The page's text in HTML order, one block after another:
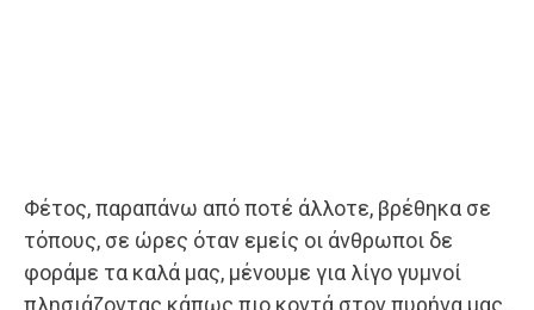
Φέτος, παραπάνω από ποτέ άλλοτε, βρέθηκα σε
τόπους, σε ώρες όταν εμείς οι άνθρωποι δε
φοράμε τα καλά μας, μένουμε για λίγο γυμνοί
πλησιάζοντας κάπως πιο κοντά στον πυρήνα μας.